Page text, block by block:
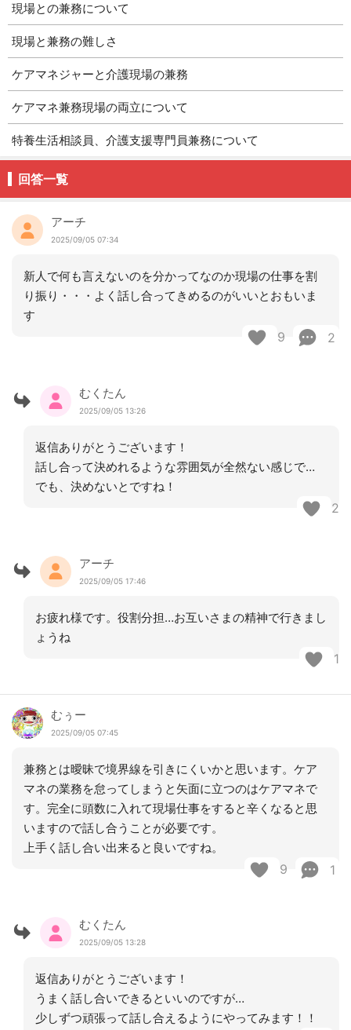
現場との兼務について
現場と兼務の難しさ
ケアマネジャーと介護現場の兼務
ケアマネ兼務現場の両立について
特養生活相談員、介護支援専門員兼務について
回答一覧
アーチ
2025/09/05 07:34
新人で何も言えないのを分かってなのか現場の仕事を割
り振り・・・よく話し合ってきめるのがいいとおもいま
す
9 2
むくたん
2025/09/05 13:26
返信ありがとうございます！
話し合って決めれるような雰囲気が全然ない感じで…
でも、決めないとですね！
2
アーチ
2025/09/05 17:46
お疲れ様です。役割分担…お互いさまの精神で行きまし
ょうね
1
むぅー
2025/09/05 07:45
兼務とは曖昧で境界線を引きにくいかと思います。ケア
マネの業務を怠ってしまうと矢面に立つのはケアマネで
す。完全に頭数に入れて現場仕事をすると辛くなると思
いますので話し合うことが必要です。
上手く話し合い出来ると良いですね。
9 1
むくたん
2025/09/05 13:28
返信ありがとうございます！
うまく話し合いできるといいのですが…
少しずつ頑張って話し合えるようにやってみます！！